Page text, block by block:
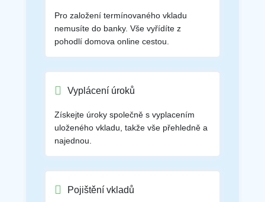
Pro založení termínovaného vkladu
nemusíte do banky. Vše vyřídíte z
pohodlí domova online cestou.
Vyplácení úroků
Získejte úroky společně s vyplacením
uloženého vkladu, takže vše přehledně a
najednou.
Pojištění vkladů